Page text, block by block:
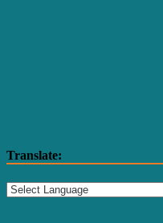
Translate: